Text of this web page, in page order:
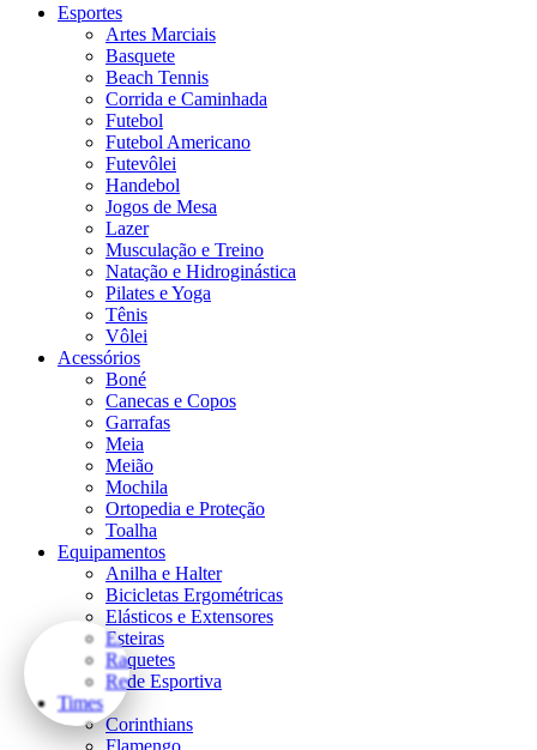
Esportes
Artes Marciais
Basquete
Beach Tennis
Corrida e Caminhada
Futebol
Futebol Americano
Futevôlei
Handebol
Jogos de Mesa
Lazer
Musculação e Treino
Natação e Hidroginástica
Pilates e Yoga
Tênis
Vôlei
Acessórios
Boné
Canecas e Copos
Garrafas
Meia
Meião
Mochila
Ortopedia e Proteção
Toalha
Equipamentos
Anilha e Halter
Bicicletas Ergométricas
Elásticos e Extensores
Esteiras
Raquetes
Rede Esportiva
Times
Corinthians
Flamengo